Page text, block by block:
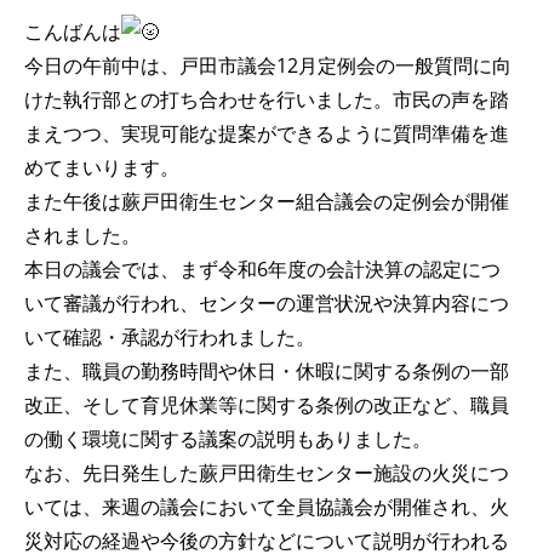
こんばんは
今日の午前中は、戸田市議会12月定例会の一般質問に向
けた執行部との打ち合わせを行いました。市民の声を踏
まえつつ、実現可能な提案ができるように質問準備を進
めてまいります。
また午後は蕨戸田衛生センター組合議会の定例会が開催
されました。
本日の議会では、まず令和6年度の会計決算の認定につ
いて審議が行われ、センターの運営状況や決算内容につ
いて確認・承認が行われました。
また、職員の勤務時間や休日・休暇に関する条例の一部
改正、そして育児休業等に関する条例の改正など、職員
の働く環境に関する議案の説明もありました。
なお、先日発生した蕨戸田衛生センター施設の火災につ
いては、来週の議会において全員協議会が開催され、火
災対応の経過や今後の方針などについて説明が行われる